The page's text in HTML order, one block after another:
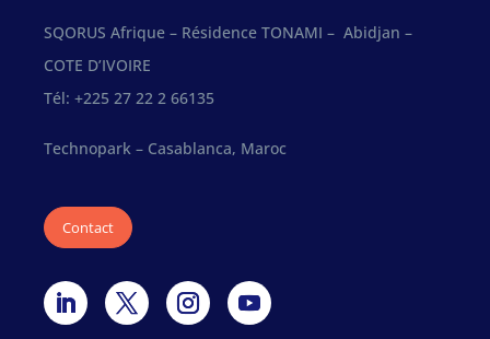
SQORUS Afrique – Résidence TONAMI – Abidjan –
COTE D’IVOIRE
Tél: +225 27 22 2 66135
Technopark – Casablanca, Maroc
Contact